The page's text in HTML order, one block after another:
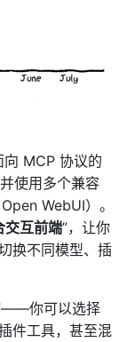
向 MCP 协议的
使用多个兼容
WebUI）。
交互前端”，让你
换不同模型、插
你可以选择
件工具，甚至混